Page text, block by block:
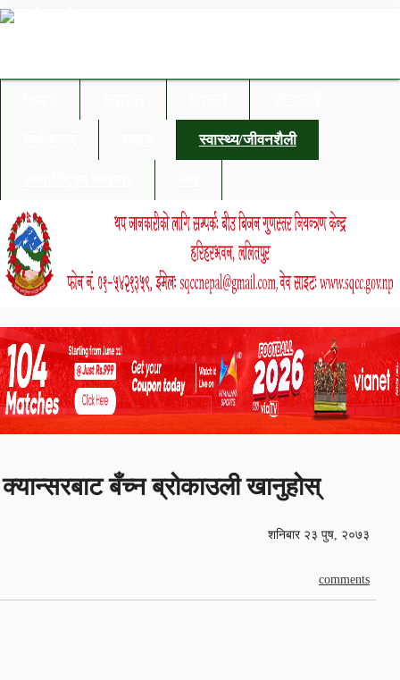
स्वास्थ्य/जीवनशैली
क्यान्सरबाट बँच्न ब्रोकाउली खानुहोस्
शनिबार २३ पुष, २०७३
comments